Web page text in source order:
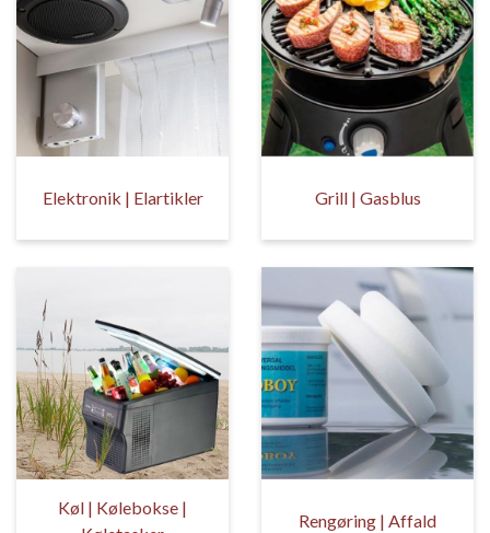
Elektronik | Elartikler Grill | Gasblus
Køl | Kølebokse |
Rengøring | Affald